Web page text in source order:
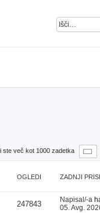
ste več kot 1000 zadetka
OGLEDI ZADNJI
247843 Napisal/-a
05. Avg.